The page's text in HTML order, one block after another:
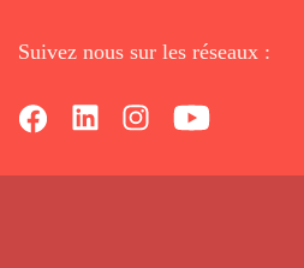
Suivez nous sur les réseaux :